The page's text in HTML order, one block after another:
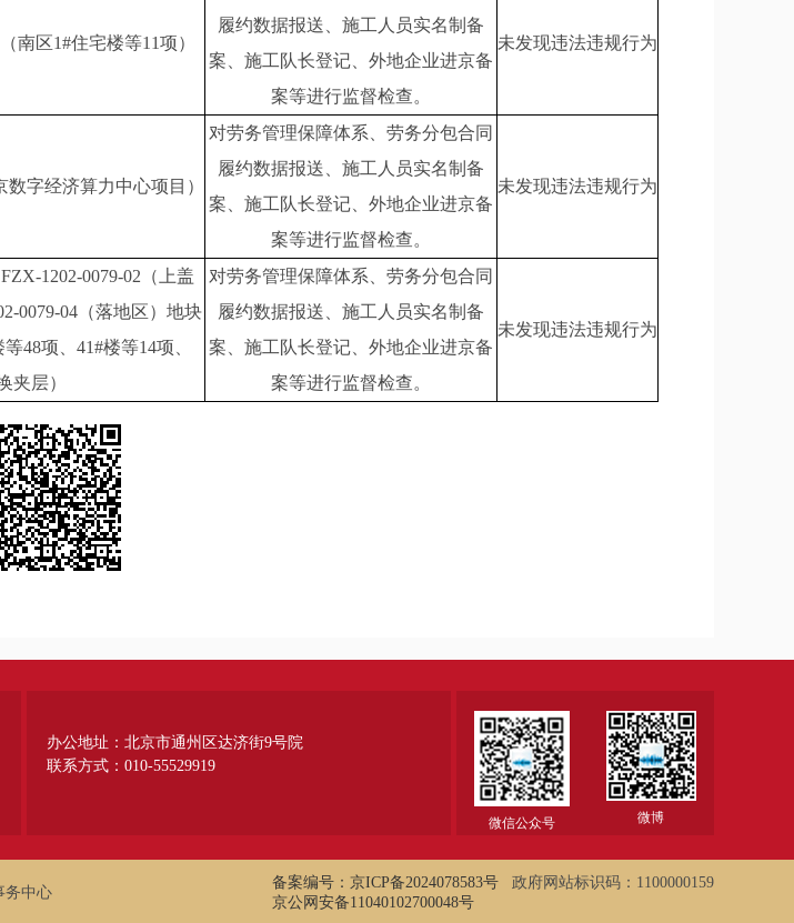
南区1#住宅楼等11项）
履约数据报送、施工人员实名制备
案、施工队长登记、外地企业进京备
案等进行监督检查。
未发现违法违规行为
字经济算力中心项目）
对劳务管理保障体系、劳务分包合同
履约数据报送、施工人员实名制备
案、施工队长登记、外地企业进京备
案等进行监督检查。
未发现违法违规行为
1202-0079-02（上盖
0079-04（落地区）地块
48项、41#楼等14项、
夹层）
对劳务管理保障体系、劳务分包合同
履约数据报送、施工人员实名制备
案、施工队长登记、外地企业进京备
案等进行监督检查。
未发现违法违规行为
办公地址：北京市通州区达济街9号院
联系方式：010-55529919
微信公众号 微博
务中心
备案编号：京ICP备2024078583号
政府网站标识码：1100000159
京公网安备11040102700048号